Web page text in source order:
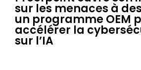
sur les menaces à
un programme OEM
accélérer la
sur l’IA